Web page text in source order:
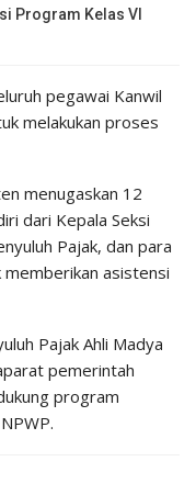
Program Kelas VI
pegawai Kanwil
melakukan proses
menugaskan 12
dari Kepala Seksi
Pajak, dan para
memberikan asistensi
Pajak Ahli Madya
pemerintah
program